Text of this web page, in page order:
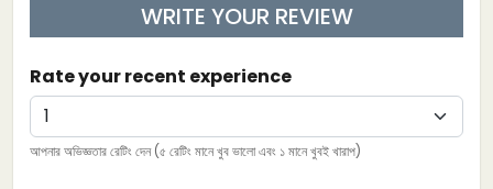
WRITE YOUR REVIEW
Rate your recent experience
আপনার অভিজ্ঞতার রেটিং দেন (৫ রেটিং মানে খুব ভালো এবং ১ মানে খুবই খারাপ)